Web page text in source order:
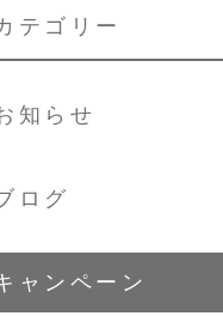
テゴリー
知らせ
ログ
ャンペーン